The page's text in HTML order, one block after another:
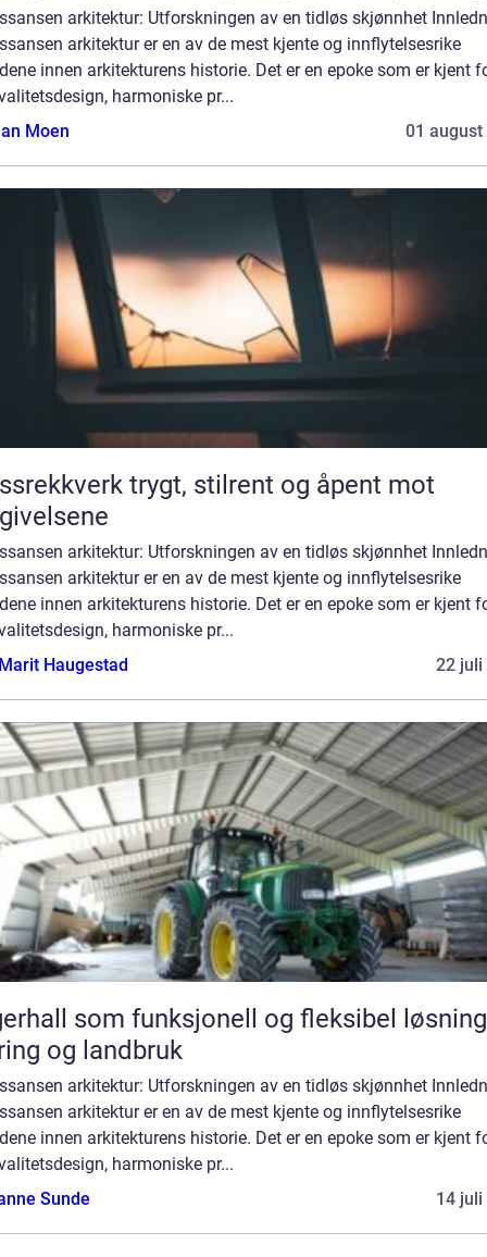
arkitektur: Utforskningen av en tidløs skjønnhet
arkitektur er en av de mest kjente og innflytelsesrike
innen arkitekturens historie. Det er en epoke som er kjent
harmoniske pr...
Moen
01 august
trygt, stilrent og åpent mot
arkitektur: Utforskningen av en tidløs skjønnhet
arkitektur er en av de mest kjente og innflytelsesrike
innen arkitekturens historie. Det er en epoke som er kjent
harmoniske pr...
Haugestad
22 juli
som funksjonell og fleksibel
og landbruk
arkitektur: Utforskningen av en tidløs skjønnhet
arkitektur er en av de mest kjente og innflytelsesrike
innen arkitekturens historie. Det er en epoke som er kjent
harmoniske pr...
Sunde
14 juli